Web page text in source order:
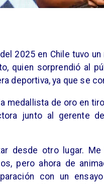
2025 en Chile tuvo
quien sorprendió al
deportiva, ya que se
medallista de oro en
junto al gerente
desde otro lugar.
pero ahora de
con un